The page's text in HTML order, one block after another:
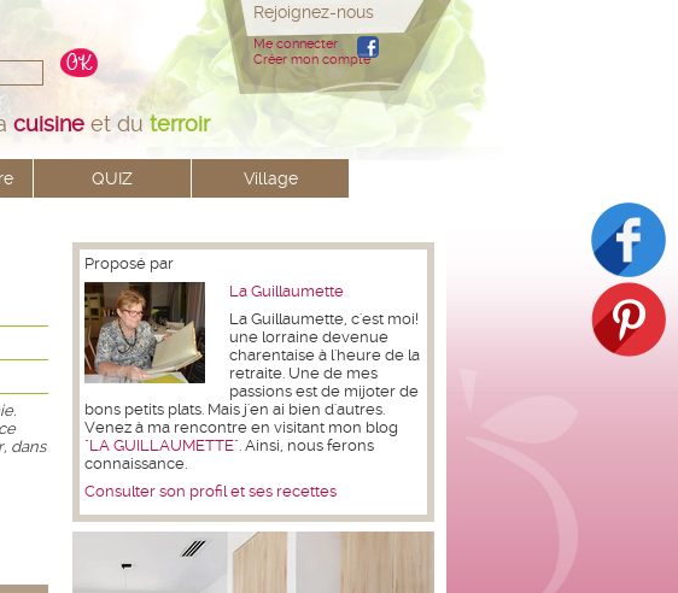
cuisine et duterroir
Rejoignez-nous
Me connecter
Créer mon compte
QUIZ Village
dans
Proposé par
La Guillaumette
La Guillaumette, c'est moi!
une lorraine devenue
charentaise à l'heure de la
retraite. Une de mes
passions est de mijoter de
bons petits plats. Mais j'en ai bien d'autres.
Venez à ma rencontre en visitant mon blog
"LA GUILLAUMETTE". Ainsi, nous ferons
connaissance.
Consulter son profil et ses recettes